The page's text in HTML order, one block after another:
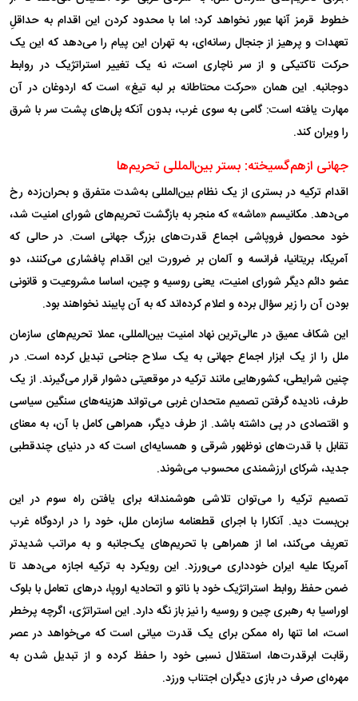
خطوط قرمز آنها عبور نخواهد کرد؛ اما با محدود کردن این اقدام به حداقلِ
تعهدات و پرهیز از جنجال رسانه‌ای، به تهران این پیام را می‌دهد که این یک
حرکت تاکتیکی و از سر ناچاری است، نه یک تغییر استراتژیک در روابط
دوجانبه. این همان «حرکت محتاطانه بر لبه تیغ» است که اردوغان در آن
مهارت یافته است: گامی به سوی غرب، بدون آنکه پل‌های پشت سر با شرق
را ویران کند.
جهانی ازهم‌گسیخته: بستر بین‌المللی تحریم‌ها
اقدام ترکیه در بستری از یک نظام بین‌المللی به‌شدت متفرق و بحران‌زده رخ
می‌دهد. مکانیسم «ماشه» که منجر به بازگشت تحریم‌های شورای امنیت شد،
خود محصول فروپاشی اجماع قدرت‌های بزرگ جهانی است. در حالی که
آمریکا، بریتانیا، فرانسه و آلمان بر ضرورت این اقدام پافشاری می‌کنند، دو
عضو دائم دیگر شورای امنیت، یعنی روسیه و چین، اساسا مشروعیت و قانونی
بودن آن را زیر سؤال برده و اعلام کرده‌اند که به آن پایبند نخواهند بود.
این شکاف عمیق در عالی‌ترین نهاد امنیت بین‌المللی، عملا تحریم‌های سازمان
ملل را از یک ابزار اجماع جهانی به یک سلاح جناحی تبدیل کرده است. در
چنین شرایطی، کشور‌هایی مانند ترکیه در موقعیتی دشوار قرار می‌گیرند. از یک
طرف، نادیده گرفتن تصمیم متحدان غربی می‌تواند هزینه‌های سنگین سیاسی
و اقتصادی در پی داشته باشد. از طرف دیگر، همراهی کامل با آن، به معنای
تقابل با قدرت‌های نوظهور شرقی و همسایه‌ای است که در دنیای چندقطبی
جدید، شرکای ارزشمندی محسوب می‌شوند.
تصمیم ترکیه را می‌توان تلاشی هوشمندانه برای یافتن راه سوم در این
بن‌بست دید. آنکارا با اجرای قطعنامه سازمان ملل، خود را در اردوگاه غرب
تعریف می‌کند، اما از همراهی با تحریم‌های یک‌جانبه و به مراتب شدیدتر
آمریکا علیه ایران خودداری می‌ورزد. این رویکرد به ترکیه اجازه می‌دهد تا
ضمن حفظ روابط استراتژیک خود با ناتو و اتحادیه اروپا، در‌های تعامل با بلوک
اوراسیا به رهبری چین و روسیه را نیز باز نگه دارد. این استراتژی، اگرچه پرخطر
است، اما تنها راه ممکن برای یک قدرت میانی است که می‌خواهد در عصر
رقابت ابرقدرت‌ها، استقلال نسبی خود را حفظ کرده و از تبدیل شدن به
مهره‌ای صرف در بازی دیگران اجتناب ورزد.